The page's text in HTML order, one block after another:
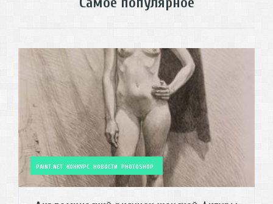
PAINT.NET КОНКУРС НОВОСТИ PHOTOSHOP